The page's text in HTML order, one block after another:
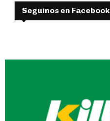
Seguinos en Facebook